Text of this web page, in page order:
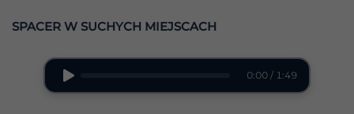
SPACER W SUCHYCH MIEJSCACH
0:00 / 1:49